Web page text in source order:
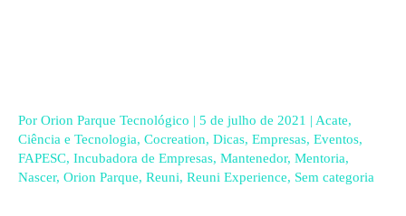
Por Orion Parque Tecnológico | 5 de julho de 2021 | Acate,
Ciência e Tecnologia, Cocreation, Dicas, Empresas, Eventos,
FAPESC, Incubadora de Empresas, Mantenedor, Mentoria,
Nascer, Orion Parque, Reuni, Reuni Experience, Sem categoria